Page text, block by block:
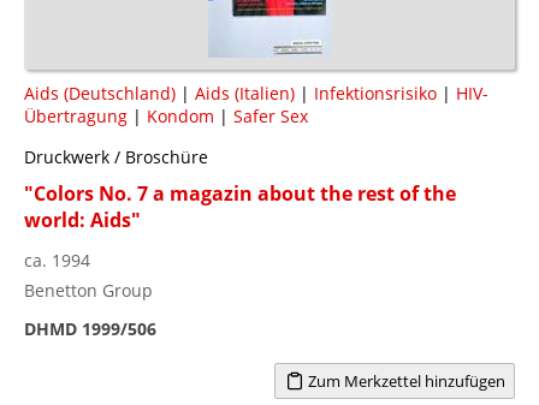
Aids (Deutschland) | Aids (Italien) | Infektionsrisiko | HIV-
Übertragung | Kondom | Safer Sex
Druckwerk / Broschüre
"Colors No. 7 a magazin about the rest of the
world: Aids"
ca. 1994
Benetton Group
DHMD 1999/506
Zum Merkzettel hinzufügen